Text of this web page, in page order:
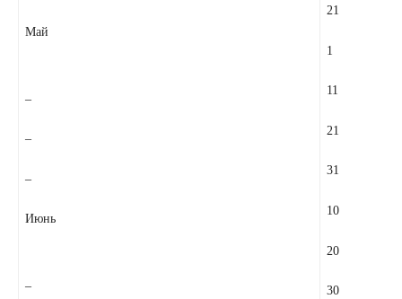
Май
–
–
–
Июнь
–
21
1
11
21
31
10
20
30